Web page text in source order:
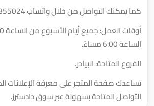
كما يمكنك التواصل من خلال واتساب
الساعة 6:00 مساءً.
الفروع المتاحة: البيادر.
تساعدك صفحة المتجر على معرفة الإعلانات
التواصل المتاحة بسهولة عبر سوق دادسترز.